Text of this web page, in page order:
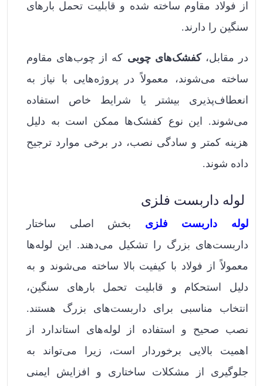
از فولاد مقاوم ساخته شده و قابلیت تحمل بارهای
سنگین را دارند.
در مقابل،کفشک‌های چوبی که از چوب‌های مقاوم
ساخته می‌شوند، معمولاً در پروژه‌هایی با نیاز به
انعطاف‌پذیری بیشتر یا شرایط خاص استفاده
می‌شوند. این نوع کفشک‌ها ممکن است به دلیل
هزینه کمتر و سادگی نصب، در برخی موارد ترجیح
داده شوند.
لوله داربست فلزی
لوله‌ داربست فلزی بخش اصلی ساختار
داربست‌های بزرگ را تشکیل می‌دهند. این لوله‌ها
معمولاً از فولاد با کیفیت بالا ساخته می‌شوند و به
دلیل استحکام و قابلیت تحمل بارهای سنگین،
انتخاب مناسبی برای داربست‌های بزرگ هستند.
نصب صحیح و استفاده از لوله‌های استاندارد از
اهمیت بالایی برخوردار است، زیرا می‌تواند به
جلوگیری از مشکلات ساختاری و افزایش ایمنی